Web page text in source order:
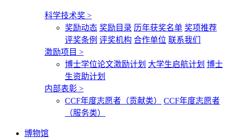
科学技术奖 >
奖励动态 奖励目录 历年获奖名单 奖项推荐
评奖条例 评奖机构 合作单位 联系我们
激励项目 >
博士学位论文激励计划 大学生启航计划 博士
生资助计划
内部表彰 >
CCF年度志愿者（贡献类）
CCF年度志愿者
（服务类）
博物馆